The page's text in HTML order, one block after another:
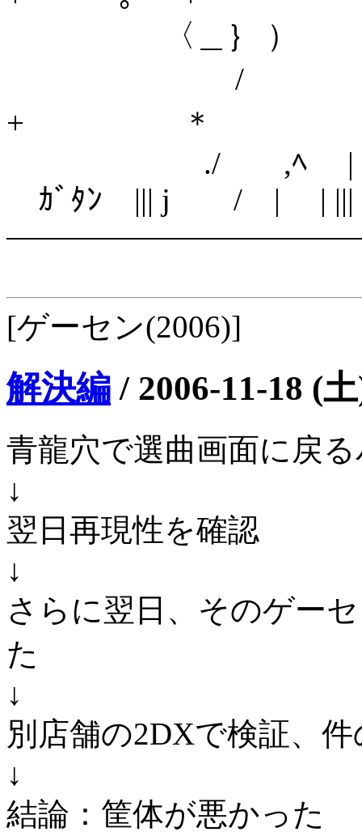
〈＿｝
/ !
+ ＊
./ ,ﾍ |
ｶﾞﾀﾝ ||| j / | | |||
[ゲーセン(2006)]
解決編 / 2006-11-18 (
青龍穴で選曲画面に戻
↓
翌日再現性を確認
↓
さらに翌日、そのゲー
た
↓
別店舗の2DXで検証、
↓
結論：筐体が悪かった